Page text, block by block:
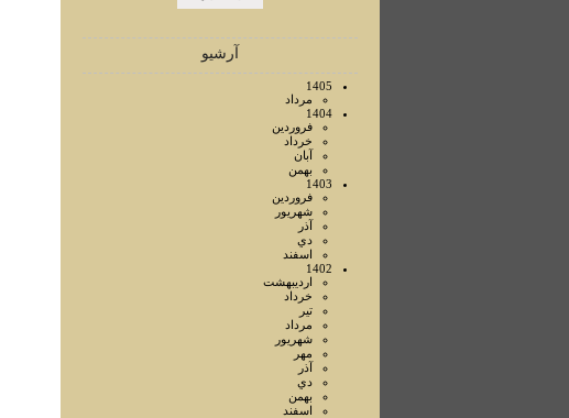
آرشیو
1405
مرداد
1404
فروردين
خرداد
آبان
بهمن
1403
فروردين
شهريور
آذر
دي
اسفند
1402
ارديبهشت
خرداد
تير
مرداد
شهريور
مهر
آذر
دي
بهمن
اسفند